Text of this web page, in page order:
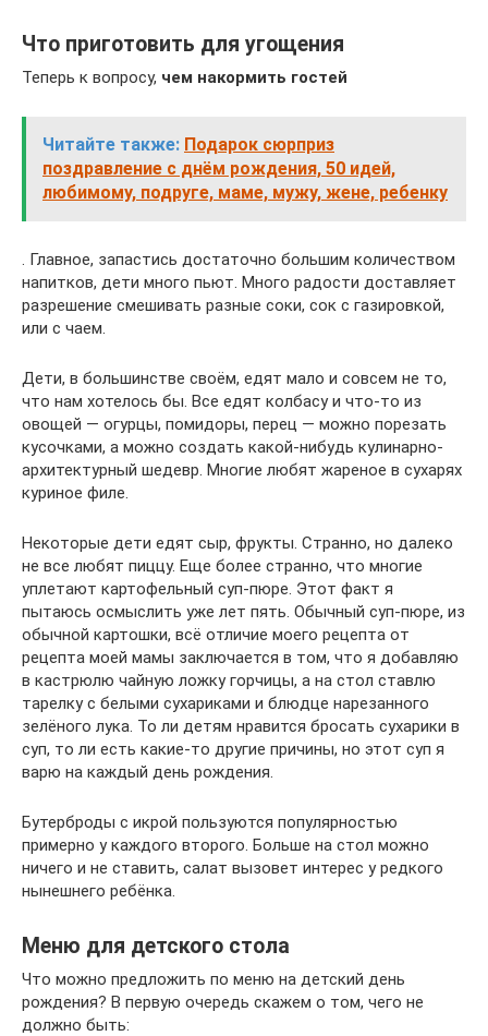
Что приготовить для угощения
Теперь к вопросу, чем накормить гостей
Читайте также: Подарок сюрприз
поздравление с днём рождения, 50 идей,
любимому, подруге, маме, мужу, жене, ребенку
. Главное, запастись достаточно большим количеством
напитков, дети много пьют. Много радости доставляет
разрешение смешивать разные соки, сок с газировкой,
или с чаем.
Дети, в большинстве своём, едят мало и совсем не то,
что нам хотелось бы. Все едят колбасу и что-то из
овощей — огурцы, помидоры, перец — можно порезать
кусочками, а можно создать какой-нибудь кулинарно-
архитектурный шедевр. Многие любят жареное в сухарях
куриное филе.
Некоторые дети едят сыр, фрукты. Странно, но далеко
не все любят пиццу. Еще более странно, что многие
уплетают картофельный суп-пюре. Этот факт я
пытаюсь осмыслить уже лет пять. Обычный суп-пюре, из
обычной картошки, всё отличие моего рецепта от
рецепта моей мамы заключается в том, что я добавляю
в кастрюлю чайную ложку горчицы, а на стол ставлю
тарелку с белыми сухариками и блюдце нарезанного
зелёного лука. То ли детям нравится бросать сухарики в
суп, то ли есть какие-то другие причины, но этот суп я
варю на каждый день рождения.
Бутерброды с икрой пользуются популярностью
примерно у каждого второго. Больше на стол можно
ничего и не ставить, салат вызовет интерес у редкого
нынешнего ребёнка.
Меню для детского стола
Что можно предложить по меню на детский день
рождения? В первую очередь скажем о том, чего не
должно быть: